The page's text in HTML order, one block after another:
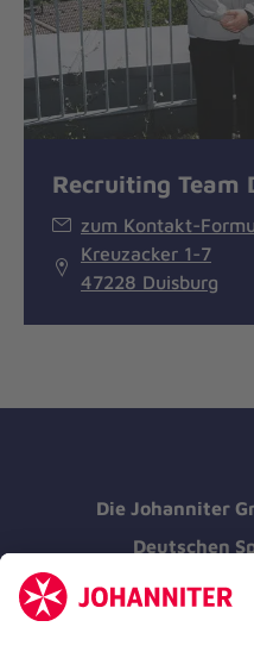
Recruiting Team
zum Kontakt-
Kreuzacker 1-7
47228 Duisburg
Die Johanniter
Deutschen